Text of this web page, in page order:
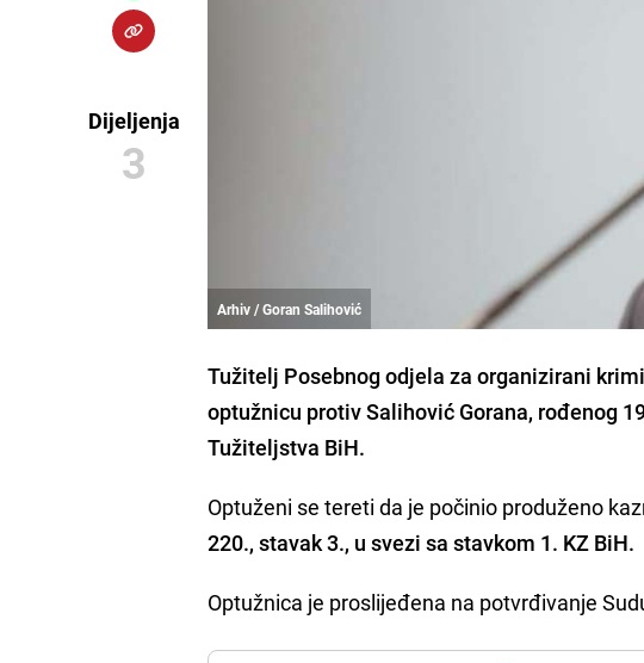
Dijeljenja
3
Arhiv / Goran Salihović
Tužitelj Posebnog odjela za organizirani
optužnicu protiv Salihović Gorana, rođenog
Tužiteljstva BiH.
Optuženi se tereti da je počinio produženo
220., stavak 3., u svezi sa stavkom 1. KZ BiH.
Optužnica je proslijeđena na potvrđivanje